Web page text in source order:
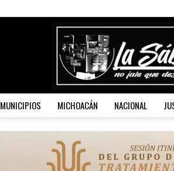
MUNICIPIOS MICHOACÁN NACIONAL